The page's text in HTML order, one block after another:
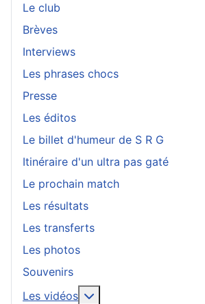
Le club
Brèves
Interviews
Les phrases chocs
Presse
Les éditos
Le billet d'humeur de S R G
Itinéraire d'un ultra pas gaté
Le prochain match
Les résultats
Les transferts
Les photos
Souvenirs
Les vidéos